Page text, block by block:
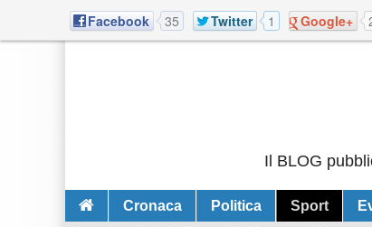
Facebook 35 Twitter 1 Google+
Il BLOG
Cronaca Politica Sport